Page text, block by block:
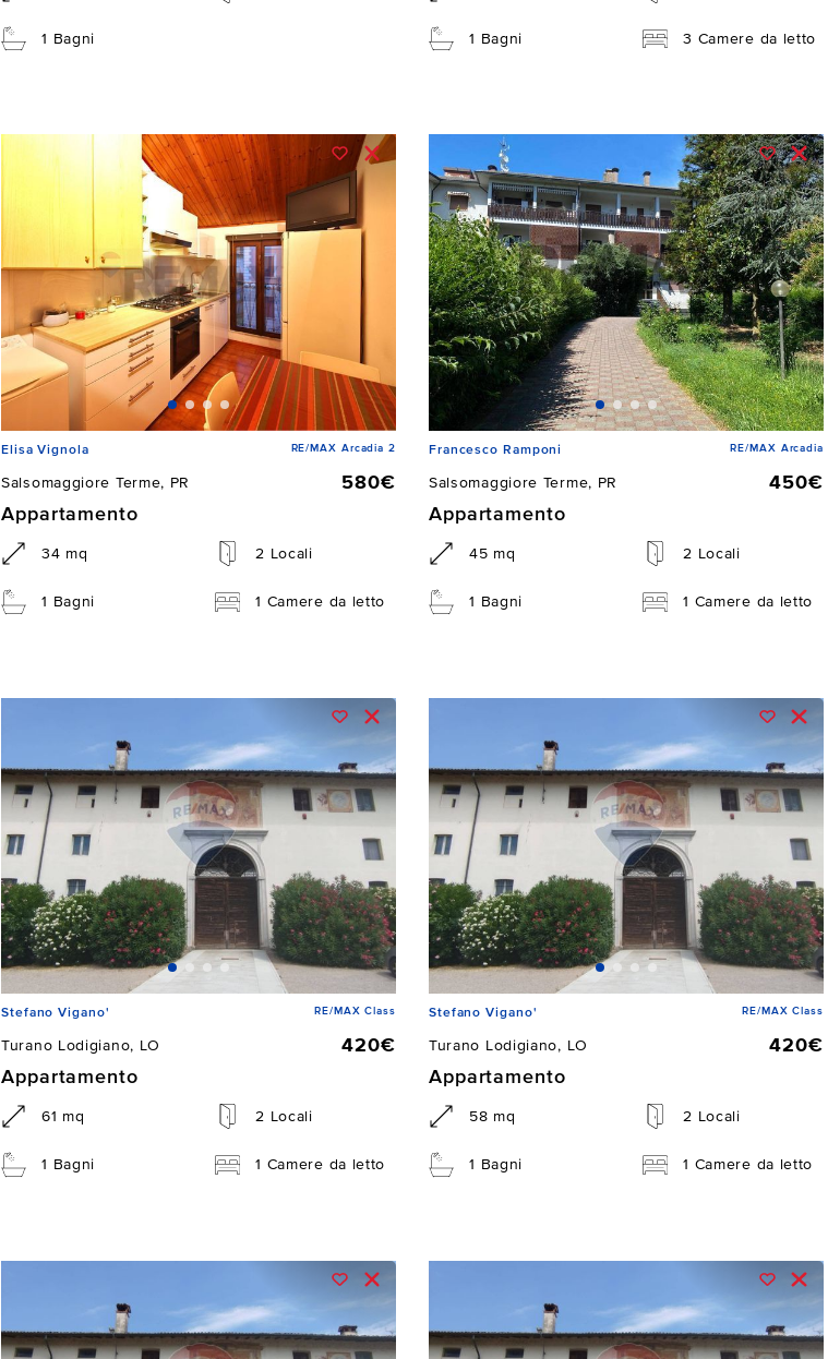
1 Bagni 1 Bagni 3 Camere da letto
Elisa Vignola RE/MAX Arcadia 2
Salsomaggiore Terme, PR
580€
Appartamento
34 mq 2 Locali
1 Bagni 1 Camere da letto
Francesco Ramponi RE/MAX Arcadia
Salsomaggiore Terme, PR
450€
Appartamento
45 mq 2 Locali
1 Bagni 1 Camere da letto
Stefano Vigano' RE/MAX Class
Turano Lodigiano, LO
420€
Appartamento
61 mq 2 Locali
1 Bagni 1 Camere da letto
Stefano Vigano' RE/MAX Class
Turano Lodigiano, LO
420€
Appartamento
58 mq 2 Locali
1 Bagni 1 Camere da letto